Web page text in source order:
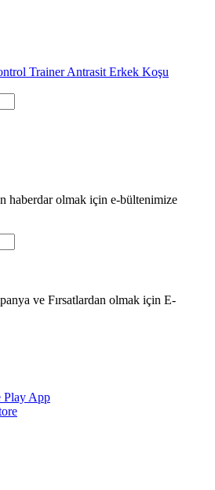
Trainer Antrasit Erkek Koşu
haberdar olmak için e-bültenimize
ve Fırsatlardan olmak için E-